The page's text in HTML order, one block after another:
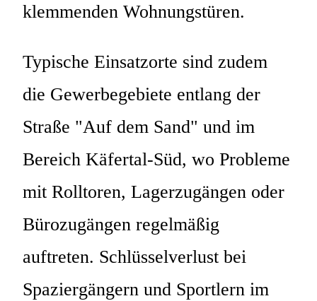
klemmenden Wohnungstüren.
Typische Einsatzorte sind zudem
die Gewerbegebiete entlang der
Straße "Auf dem Sand" und im
Bereich Käfertal-Süd, wo Probleme
mit Rolltoren, Lagerzugängen oder
Bürozugängen regelmäßig
auftreten. Schlüsselverlust bei
Spaziergängern und Sportlern im